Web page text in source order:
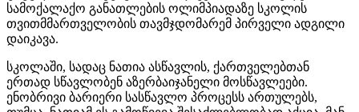
სამოქალაქო განათლების ოლიმპიადაზე სკოლის
თვითმმართველობის თავმჯდომარემ პირველი ადგილი
დაიკავა.
სკოლაში, სადაც ნათია ასწავლის, ქართველებთან
ერთად სწავლობენ აზერბაიჯანელი მოსწავლეები.
ენობრივი ბარიერი სასწავლო პროცესს ართულებს,